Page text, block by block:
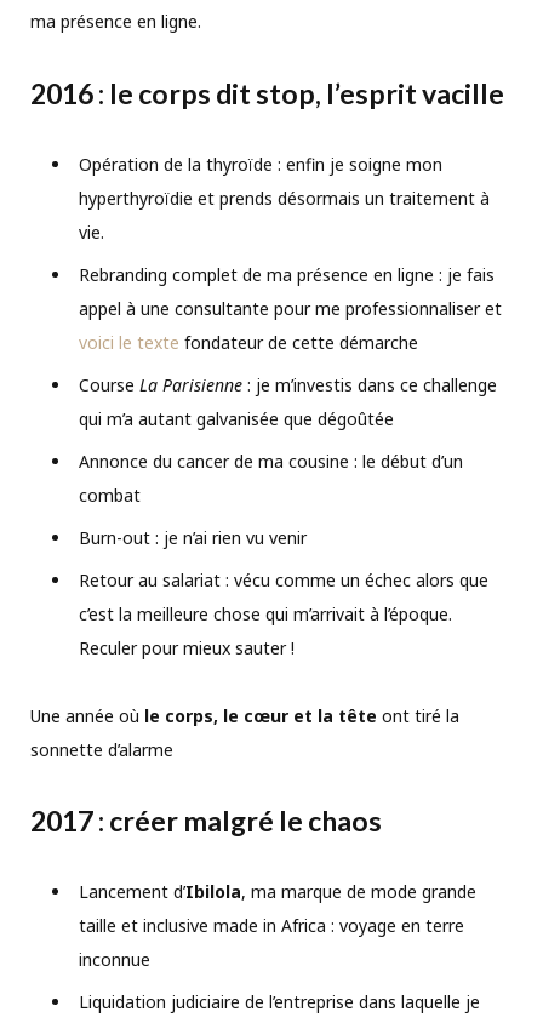
ma présence en ligne.
2016 : le corps dit stop, l’esprit vacille
Opération de la thyroïde : enfin je soigne mon
hyperthyroïdie et prends désormais un traitement à
vie.
Rebranding complet de ma présence en ligne : je fais
appel à une consultante pour me professionnaliser et
voici le texte fondateur de cette démarche
Course La Parisienne : je m’investis dans ce challenge
qui m’a autant galvanisée que dégoûtée
Annonce du cancer de ma cousine : le début d’un
combat
Burn-out : je n’ai rien vu venir
Retour au salariat : vécu comme un échec alors que
c’est la meilleure chose qui m’arrivait à l’époque.
Reculer pour mieux sauter !
Une année où le corps, le cœur et la tête ont tiré la
sonnette d’alarme
2017 : créer malgré le chaos
Lancement d’Ibilola, ma marque de mode grande
taille et inclusive made in Africa : voyage en terre
inconnue
Liquidation judiciaire de l’entreprise dans laquelle je